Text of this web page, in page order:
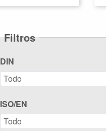
Filtros
DIN
Todo
ISO/EN
Todo